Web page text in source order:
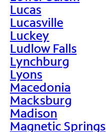
Lucas
Lucasville
Luckey
Ludlow Falls
Lynchburg
Lyons
Macedonia
Macksburg
Madison
Magnetic Springs